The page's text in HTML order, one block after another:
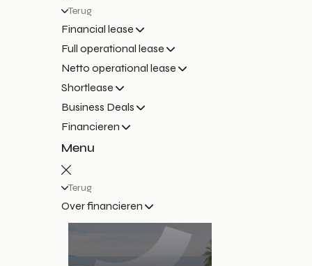
Terug
Financial lease
Full operational lease
Netto operational lease
Shortlease
Business Deals
Financieren
Menu
Terug
Over financieren